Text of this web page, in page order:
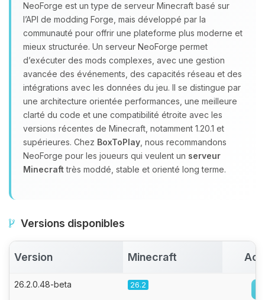
NeoForge est un type de serveur Minecraft basé sur
l’API de modding Forge, mais développé par la
communauté pour offrir une plateforme plus moderne et
mieux structurée. Un serveur NeoForge permet
d’exécuter des mods complexes, avec une gestion
avancée des événements, des capacités réseau et des
intégrations avec les données du jeu. Il se distingue par
une architecture orientée performances, une meilleure
clarté du code et une compatibilité étroite avec les
versions récentes de Minecraft, notamment 1.20.1 et
supérieures. Chez BoxToPlay , nous recommandons
NeoForge pour les joueurs qui veulent un serveur
Minecrafttrès moddé, stable et orienté long terme.
Versions disponibles
Version Minecraft
26.2.0.48-beta 26.2
Youpi, enfin quelqu’un pour me
parler ! Moi c’est Choupy, ton petit
assistant BoxToPlay. Dis-moi ce dont
tu as besoin et je vais remuer mes
petits circuits pour t’aider.
06/08/2026 à 13:27